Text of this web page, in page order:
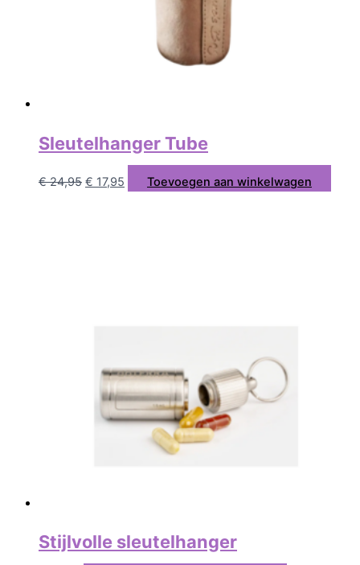
Sleutelhanger Tube
€24,95 € 17,95 Toevoegen aan winkelwagen
Stijlvolle sleutelhanger